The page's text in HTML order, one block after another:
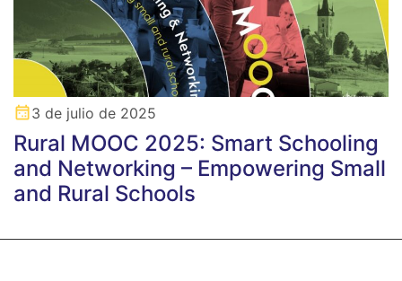
3 de julio de 2025
Rural MOOC 2025: Smart Schooling
and Networking – Empowering Small
and Rural Schools